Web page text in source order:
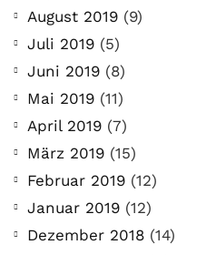
August 2019 (9)
Juli 2019 (5)
Juni 2019 (8)
Mai 2019 (11)
April 2019 (7)
März 2019 (15)
Februar 2019 (12)
Januar 2019 (12)
Dezember 2018 (14)